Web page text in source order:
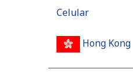
Celular
Hong Kong